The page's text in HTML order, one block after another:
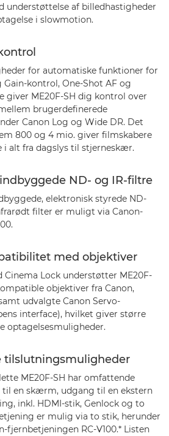
understøttelse af billedhastigheder
i slowmotion.
for automatiske funktioner for
kontrol, One-Shot AF og
giver ME20F-SH dig kontrol over
brugerdefinerede
Canon Log og Wide DR. Det
800 og 4 mio. giver filmskabere
alt fra dagslys til stjerneskær.
ND- og IR-filtre
elektronisk styrede ND-
filter er muligt via Canon-
med objektiver
Cinema Lock understøtter ME20F-
objektiver fra Canon,
udvalgte Canon Servo-
interface), hvilket giver større
optagelsesmuligheder.
tilslutningsmuligheder
ME20F-SH har omfattende
en skærm, udgang til en ekstern
inkl. HDMI-stik, Genlock og to
er mulig via to stik, herunder
fjernbetjeningen RC-V100.* Listen